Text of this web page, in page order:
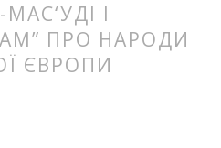
І
ПРО НАРОДИ
ЄВРОПИ